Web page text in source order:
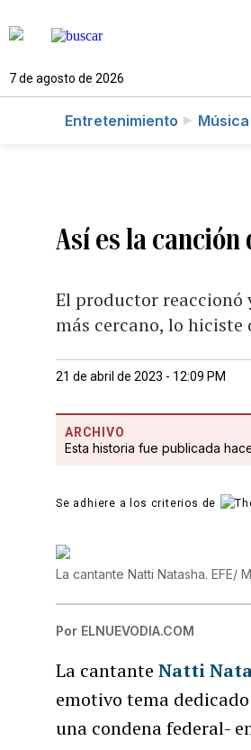
7 de agosto de 2026
Entretenimiento Música
Así es la canción
El productor reaccionó
más cercano, lo hiciste
21 de abril de 2023 - 12:09 PM
ARCHIVO
Esta historia fue publicada
Se adhiere a los criterios de
La cantante Natti Natasha. EFE/
Por ELNUEVODIA.COM
La cantanteNatti
emotivo tema
una condena federal-